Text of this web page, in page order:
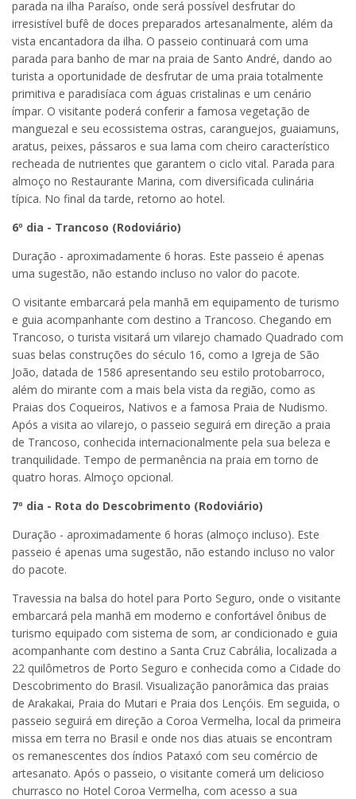
parada na ilha Paraíso, onde será possível desfrutar do
irresistível bufê de doces preparados artesanalmente, além da
vista encantadora da ilha. O passeio continuará com uma
parada para banho de mar na praia de Santo André, dando ao
turista a oportunidade de desfrutar de uma praia totalmente
primitiva e paradisíaca com águas cristalinas e um cenário
ímpar. O visitante poderá conferir a famosa vegetação de
manguezal e seu ecossistema ostras, caranguejos, guaiamuns,
aratus, peixes, pássaros e sua lama com cheiro característico
recheada de nutrientes que garantem o ciclo vital. Parada para
almoço no Restaurante Marina, com diversificada culinária
típica. No final da tarde, retorno ao hotel.
6º dia - Trancoso (Rodoviário)
Duração - aproximadamente 6 horas. Este passeio é apenas
uma sugestão, não estando incluso no valor do pacote.
O visitante embarcará pela manhã em equipamento de turismo
e guia acompanhante com destino a Trancoso. Chegando em
Trancoso, o turista visitará um vilarejo chamado Quadrado com
suas belas construções do século 16, como a Igreja de São
João, datada de 1586 apresentando seu estilo protobarroco,
além do mirante com a mais bela vista da região, como as
Praias dos Coqueiros, Nativos e a famosa Praia de Nudismo.
Após a visita ao vilarejo, o passeio seguirá em direção a praia
de Trancoso, conhecida internacionalmente pela sua beleza e
tranquilidade. Tempo de permanência na praia em torno de
quatro horas. Almoço opcional.
7º dia - Rota do Descobrimento (Rodoviário)
Duração - aproximadamente 6 horas (almoço incluso). Este
passeio é apenas uma sugestão, não estando incluso no valor
do pacote.
Travessia na balsa do hotel para Porto Seguro, onde o visitante
embarcará pela manhã em moderno e confortável ônibus de
turismo equipado com sistema de som, ar condicionado e guia
acompanhante com destino a Santa Cruz Cabrália, localizada a
22 quilômetros de Porto Seguro e conhecida como a Cidade do
Descobrimento do Brasil. Visualização panorâmica das praias
de Arakakai, Praia do Mutari e Praia dos Lençóis. Em seguida, o
passeio seguirá em direção a Coroa Vermelha, local da primeira
missa em terra no Brasil e onde nos dias atuais se encontram
os remanescentes dos índios Pataxó com seu comércio de
artesanato. Após o passeio, o visitante comerá um delicioso
churrasco no Hotel Coroa Vermelha, com acesso a sua